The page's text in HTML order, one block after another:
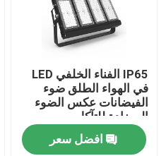
معلومات عنا
جولة في المعمل
رقابة جودة
IP65 الفناء الخلفي LED
في الهواء الطلق ضوء
الفيضانات عكس الضوء
المضادة للتآكل
افضل سعر